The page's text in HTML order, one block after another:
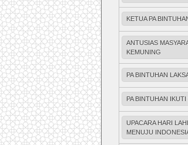
KETUA PA
ANTUSIAS
KEMUNING
PA BINTUHAN
PA BINTUHAN
UPACARA HARI
MENUJU